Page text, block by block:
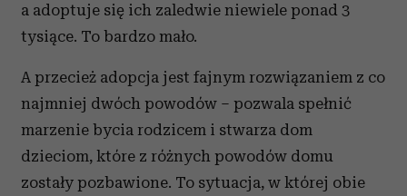
a adoptuje się ich zaledwie niewiele ponad 3
tysiące. To bardzo mało.
A przecież adopcja jest fajnym rozwiązaniem z co
najmniej dwóch powodów – pozwala spełnić
marzenie bycia rodzicem i stwarza dom
dzieciom, które z różnych powodów domu
zostały pozbawione. To sytuacja, w której obie